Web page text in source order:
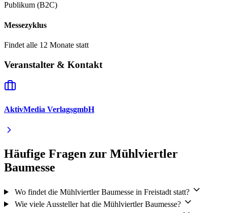
Publikum (B2C)
Messezyklus
Findet alle 12 Monate statt
Veranstalter & Kontakt
AktivMedia VerlagsgmbH
Häufige Fragen zur Mühlviertler
Baumesse
Wo findet die Mühlviertler Baumesse in Freistadt statt?
Wie viele Aussteller hat die Mühlviertler Baumesse?